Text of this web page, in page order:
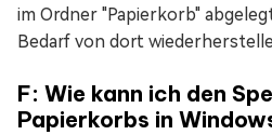
im Ordner "Papierkorb"
Bedarf von dort
F: Wie kann ich den
Papierkorbs in